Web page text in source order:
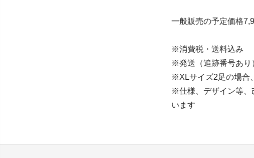
一般販売の予定価格
※消費税・送料込み
※発送（追跡番号あり
※XLサイズ2足の場合
※仕様、デザイン等、
います